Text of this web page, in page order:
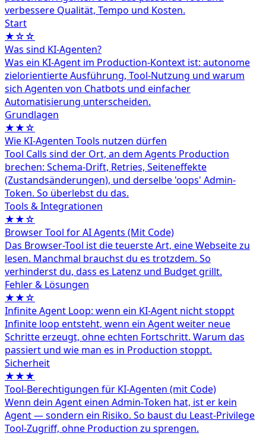
verbessere Qualität, Tempo und Kosten.
Start
★☆☆
Was sind KI-Agenten?
Was ein KI-Agent im Production-Kontext ist: autonome
zielorientierte Ausführung, Tool-Nutzung und warum
sich Agenten von Chatbots und einfacher
Automatisierung unterscheiden.
Grundlagen
★★☆
Wie KI-Agenten Tools nutzen dürfen
Tool Calls sind der Ort, an dem Agents Production
brechen: Schema-Drift, Retries, Seiteneffekte
(Zustandsänderungen), und derselbe 'oops' Admin-
Token. So überlebst du das.
Tools & Integrationen
★★☆
Browser Tool for AI Agents (Mit Code)
Das Browser-Tool ist die teuerste Art, eine Webseite zu
lesen. Manchmal brauchst du es trotzdem. So
verhinderst du, dass es Latenz und Budget grillt.
Fehler & Lösungen
★★☆
Infinite Agent Loop: wenn ein KI-Agent nicht stoppt
Infinite loop entsteht, wenn ein Agent weiter neue
Schritte erzeugt, ohne echten Fortschritt. Warum das
passiert und wie man es in Production stoppt.
Sicherheit
★★★
Tool‑Berechtigungen für KI‑Agenten (mit Code)
Wenn dein Agent einen Admin‑Token hat, ist er kein
Agent — sondern ein Risiko. So baust du Least‑Privilege
Tool‑Zugriff, ohne Production zu sprengen.